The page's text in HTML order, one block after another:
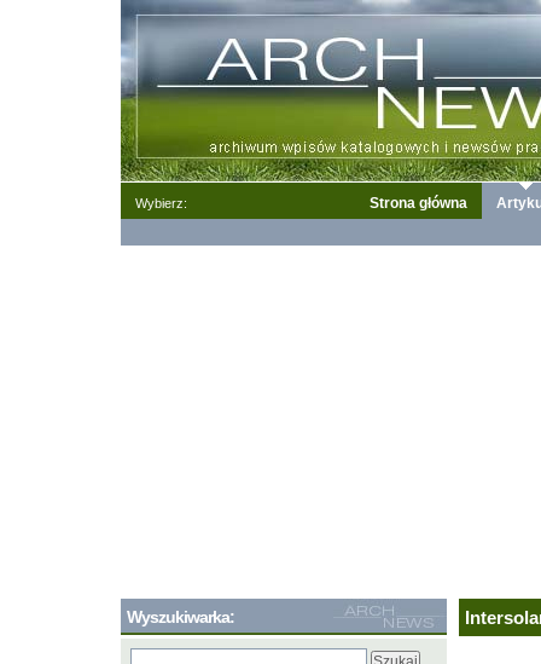
Wybierz: Strona główna
Wyszukiwarka: